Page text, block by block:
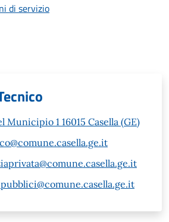
di servizio
Municipio 1 16015 Casella (GE)